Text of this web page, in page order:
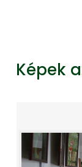
Képek